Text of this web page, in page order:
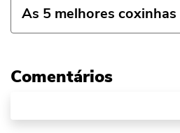
As 5 melhores coxinhas
Comentários